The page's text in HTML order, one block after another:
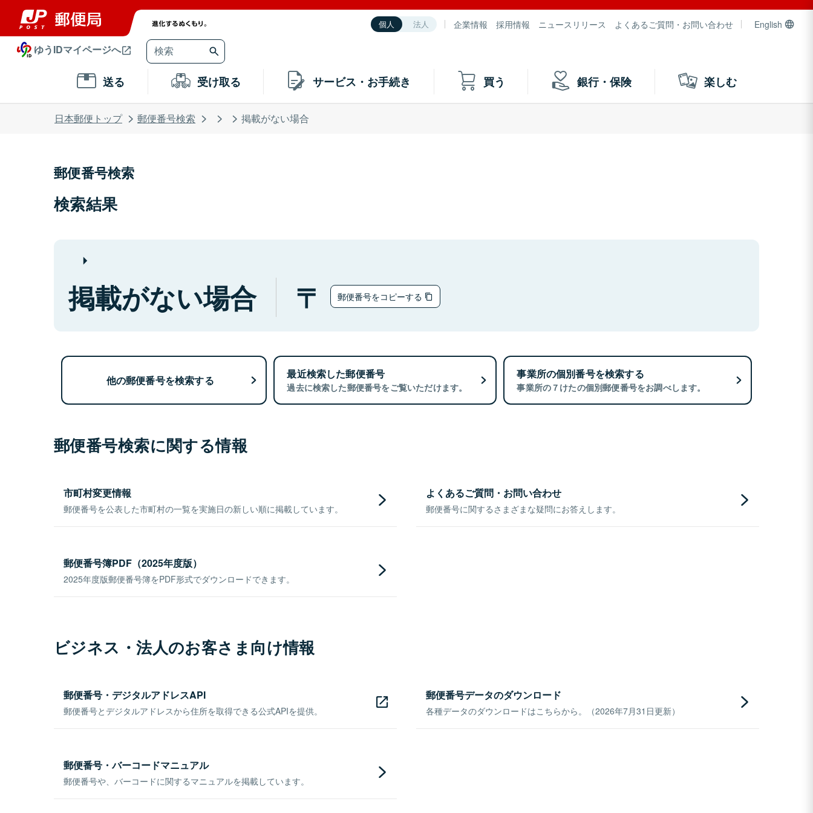
個人 法人 企業情報 採用情報 ニュースリリース よくあるご質問・お問い合わせ English
ゆうIDマイページへ
送る 受け取る サービス・お手続き 買う 銀行・保険 楽しむ
日本郵便トップ 郵便番号検索 掲載がない場合
郵便番号検索
検索結果
掲載がない場合 郵便番号をコピーする
他の郵便番号を検索する 最近検索した郵便番号
過去に検索した郵便番号をご覧いただけます。
事業所の個別番号を検索する
事業所の７けたの個別郵便番号をお調べします。
郵便番号検索に関する情報
市町村変更情報
郵便番号を公表した市町村の一覧を実施日の新しい順に掲載しています。
よくあるご質問・お問い合わせ
郵便番号に関するさまざまな疑問にお答えします。
郵便番号簿PDF（2025年度版）
2025年度版郵便番号簿をPDF形式でダウンロードできます。
ビジネス・法人のお客さま向け情報
郵便番号・デジタルアドレスAPI
郵便番号とデジタルアドレスから住所を取得できる公式APIを提供。
郵便番号データのダウンロード
各種データのダウンロードはこちらから。（2026年7月31日更新）
郵便番号・バーコードマニュアル
郵便番号や、バーコードに関するマニュアルを掲載しています。